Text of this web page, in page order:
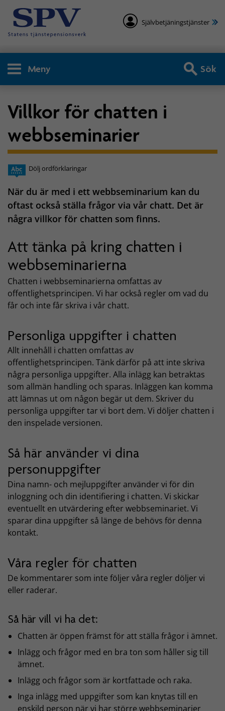
Självbetjäningstjänster
Meny Sök
Villkor för chatten i
webbseminarier
Dölj ordförklaringar
När du är med i ett webbseminarium kan du
oftast också ställa frågor via vår chatt. Det är
några villkor för chatten som finns.
Att tänka på kring chatten i
webbseminarierna
Chatten i webbseminarierna omfattas av
offentlighetsprincipen. Vi har också regler om vad du
får och inte får skriva i vår chatt.
Personliga uppgifter i chatten
Allt innehåll i chatten omfattas av
offentlighetsprincipen. Tänk därför på att inte skriva
några personliga uppgifter. Alla inlägg kan betraktas
som allmän handling och sparas. Inläggen kan komma
att lämnas ut om någon begär ut dem. Skriver du
personliga uppgifter tar vi bort dem. Vi döljer chatten i
den inspelade versionen.
Så här använder vi dina
personuppgifter
Dina namn- och mejluppgifter använder vi för din
inloggning och din identifiering i chatten. Vi skickar
eventuellt en utvärdering efter webbseminariet. Vi
sparar dina uppgifter så länge de behövs för denna
kontakt.
Våra regler för chatten
De kommentarer som inte följer våra regler döljer vi
eller raderar.
Så här vill vi ha det:
Chatten är öppen främst för att ställa frågor i ämnet.
Inlägg och frågor med en bra ton som håller sig till
ämnet.
Inlägg och frågor som är kortfattade och raka.
Inga inlägg med uppgifter som kan knytas till en
enskild person när vi har större webbseminarier